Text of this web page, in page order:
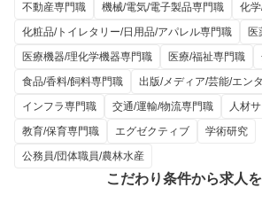
不動産専門職
機械/電気/電子製品専門職
化
化粧品/トイレタリー/日用品/アパレル専門職
医
医療機器/理化学機器専門職
医療/福祉専門職
食品/香料/飼料専門職
出版/メディア/芸能/エン
インフラ専門職
交通/運輸/物流専門職
人材
教育/保育専門職
エグゼクティブ
学術研究
公務員/団体職員/農林水産
こだわり条件から求人